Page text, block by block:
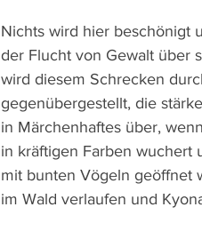
Nichts wird hier beschönigt
der Flucht von Gewalt über
wird diesem Schrecken
gegenübergestellt, die
in Märchenhaftes über,
in kräftigen Farben wuchert
mit bunten Vögeln geöffnet
im Wald verlaufen und